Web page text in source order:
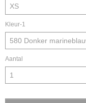
Kleur-1
Aantal